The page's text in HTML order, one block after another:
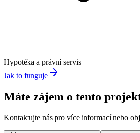
Hypotéka a právní servis
Jak to funguje
Máte zájem o tento
Kontaktujte nás pro více informací nebo